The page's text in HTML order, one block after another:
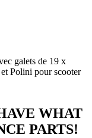
galets de 19 x
Polini pour scooter
WHAT
PARTS!